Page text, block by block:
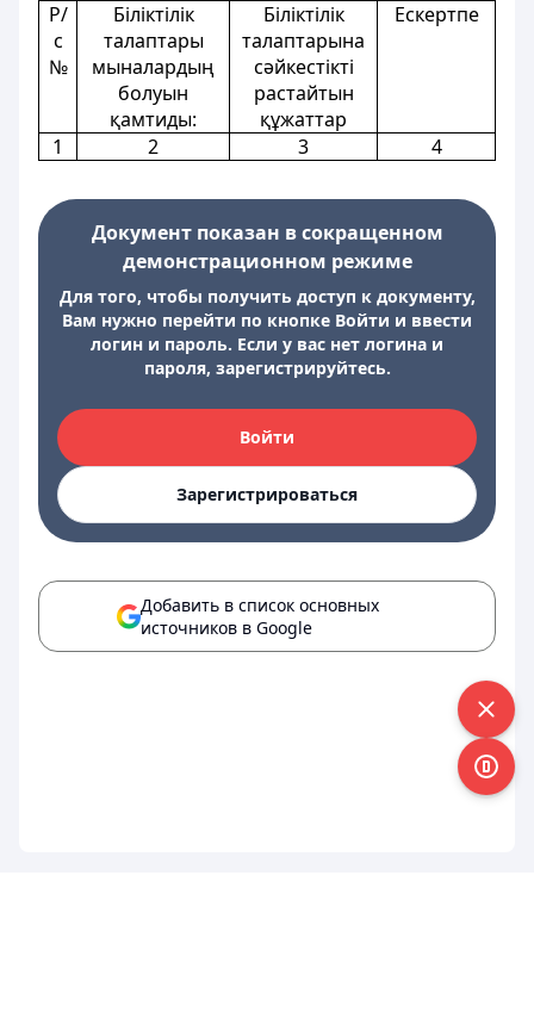
Р/
с
№
Біліктілік
талаптары
мыналардың
болуын
қамтиды:
Біліктілік
талаптарына
сәйкестікті
растайтын
құжаттар
Ескертпе
1 2 3 4
Документ показан в сокращенном
демонстрационном режиме
Для того, чтобы получить доступ к документу,
Вам нужно перейти по кнопке Войти и ввести
логин и пароль. Если у вас нет логина и
пароля, зарегистрируйтесь.
Войти
Зарегистрироваться
Добавить в список основных
источников в Google